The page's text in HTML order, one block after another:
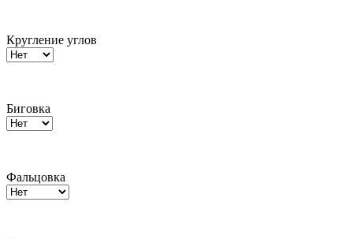
Кругление углов
Биговка
Фальцовка